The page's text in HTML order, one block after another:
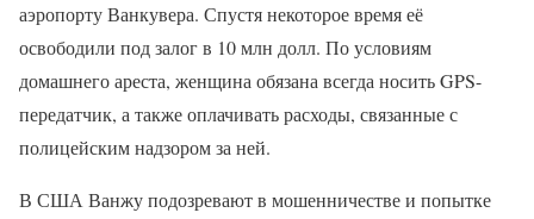
аэропорту Ванкувера. Спустя некоторое время её
освободили под залог в 10 млн долл. По условиям
домашнего ареста, женщина обязана всегда носить GPS-
передатчик, а также оплачивать расходы, связанные с
полицейским надзором за ней.
В США Ванжу подозревают в мошенничестве и попытке